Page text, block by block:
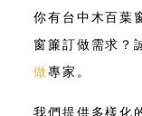
你有台中木百葉
窗簾訂做需求 ？
做專家。